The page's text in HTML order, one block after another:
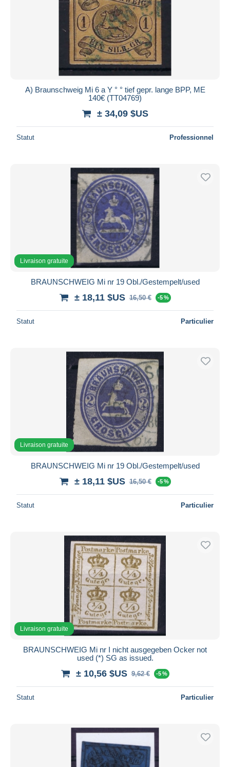
A) Braunschweig Mi 6 a Y ° ° tief gepr. lange BPP, ME
140€ (TT04769)
± 34,09 $US
Statut Professionnel
Livraison gratuite
BRAUNSCHWEIG Mi nr 19 Obl./Gestempelt/used
± 18,11 $US 16,50 € -5 %
Statut Particulier
Livraison gratuite
BRAUNSCHWEIG Mi nr 19 Obl./Gestempelt/used
± 18,11 $US 16,50 € -5 %
Statut Particulier
Livraison gratuite
BRAUNSCHWEIG Mi nr I nicht ausgegeben Ocker not
used (*) SG as issued.
± 10,56 $US 9,62 € -5 %
Statut Particulier